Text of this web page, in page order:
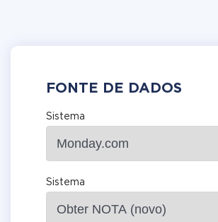
FONTE DE DADOS
Sistema
Sistema